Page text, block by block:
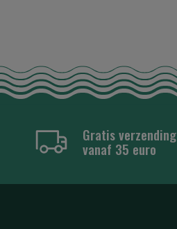
Gratis verzending
vanaf 35 euro